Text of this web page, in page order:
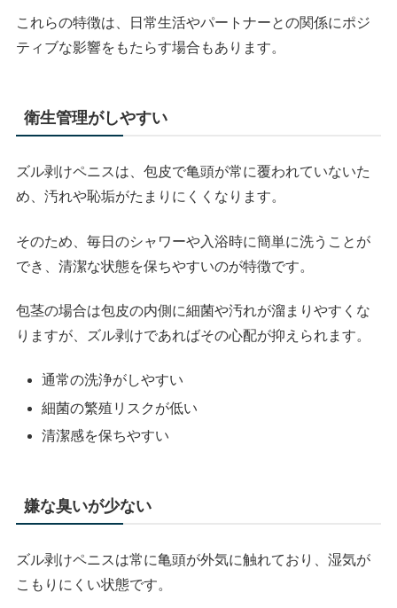
これらの特徴は、日常生活やパートナーとの関係にポジ
ティブな影響をもたらす場合もあります。
衛生管理がしやすい
ズル剥けペニスは、包皮で亀頭が常に覆われていないた
め、汚れや恥垢がたまりにくくなります。
そのため、毎日のシャワーや入浴時に簡単に洗うことが
でき、清潔な状態を保ちやすいのが特徴です。
包茎の場合は包皮の内側に細菌や汚れが溜まりやすくな
りますが、ズル剥けであればその心配が抑えられます。
通常の洗浄がしやすい
細菌の繁殖リスクが低い
清潔感を保ちやすい
嫌な臭いが少ない
ズル剥けペニスは常に亀頭が外気に触れており、湿気が
こもりにくい状態です。